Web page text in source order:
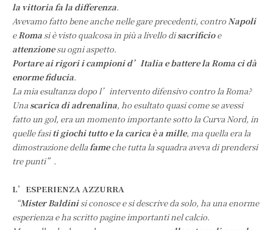
la vittoria fa la differenza.
Avevamo fatto bene anche nelle gare precedenti, contro Napoli
e Roma si è visto qualcosa in più a livello disacrificioe
attenzionesu ogni aspetto.
Portare ai rigori i campioni d’Italia e battere la Roma ci dà
enorme fiducia.
La mia esultanza dopo l’intervento difensivo contro la Roma?
Una scarica di adrenalina, ho esultato quasi come se avessi
fatto un gol, era un momento importante sotto la Curva Nord, in
quelle fasiti giochi tutto e la carica è a mille, ma quella era la
dimostrazione della fameche tutta la squadra aveva di prendersi
tre punti”.
L’ESPERIENZA AZZURRA
“Mister Baldinisi conosce e si descrive da solo, ha una enorme
esperienza e ha scritto pagine importanti nel calcio.